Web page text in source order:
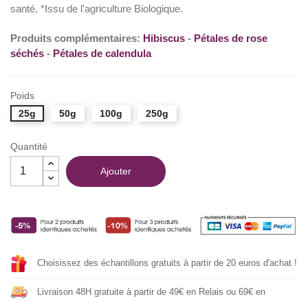
santé. *Issu de l'agriculture Biologique.
Produits complémentaires: Hibiscus - Pétales de rose
séchés - Pétales de calendula
Poids
25g
50g 100g 250g
Quantité
Ajouter
Choisissez des échantillons gratuits à partir de 20 euros d'achat !
Livraison 48H gratuite à partir de 49€ en Relais ou 69€ en